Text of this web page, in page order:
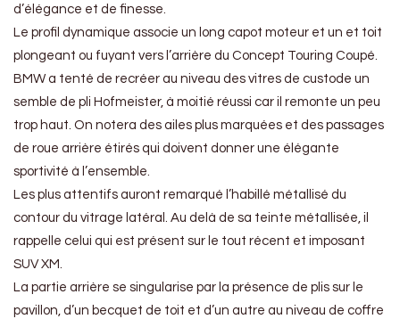
d’élégance et de finesse.
Le profil dynamique associe un long capot moteur et un et toit
plongeant ou fuyant vers l’arrière du Concept Touring Coupé.
BMW a tenté de recréer au niveau des vitres de custode un
semble de pli Hofmeister, à moitié réussi car il remonte un peu
trop haut. On notera des ailes plus marquées et des passages
de roue arrière étirés qui doivent donner une élégante
sportivité à l’ensemble.
Les plus attentifs auront remarqué l’habillé métallisé du
contour du vitrage latéral. Au delà de sa teinte métallisée, il
rappelle celui qui est présent sur le tout récent et imposant
SUV XM.
La partie arrière se singularise par la présence de plis sur le
pavillon, d’un becquet de toit et d’un autre au niveau de coffre